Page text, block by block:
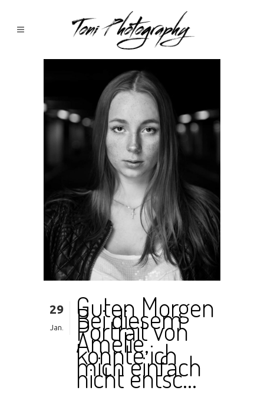
29
Jan.
Guten Morgen
Bei diesem
Portrait von
Amelie,
konnte ich
mich einfach
nicht entsc…